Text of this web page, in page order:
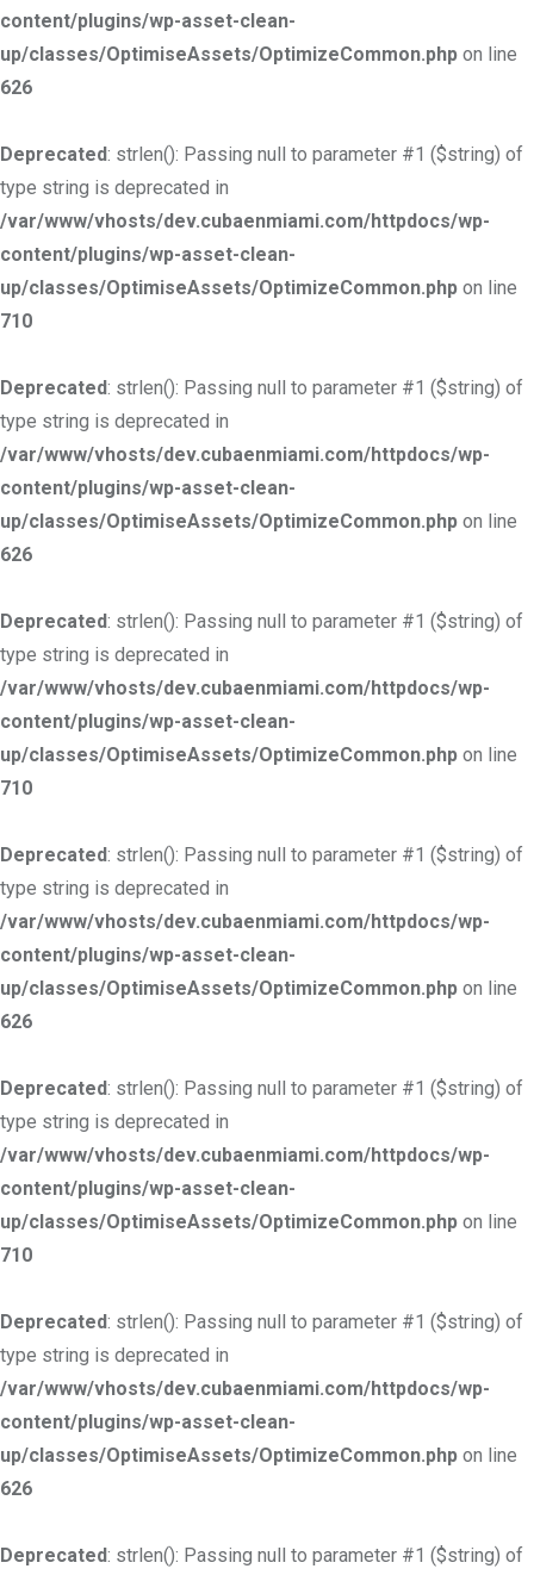
content/plugins/wp-asset-clean-
up/classes/OptimiseAssets/OptimizeCommon.php on line
626
Deprecated: strlen(): Passing null to parameter #1 ($string) of
type string is deprecated in
/var/www/vhosts/dev.cubaenmiami.com/httpdocs/wp-
content/plugins/wp-asset-clean-
up/classes/OptimiseAssets/OptimizeCommon.php on line
710
Deprecated: strlen(): Passing null to parameter #1 ($string) of
type string is deprecated in
/var/www/vhosts/dev.cubaenmiami.com/httpdocs/wp-
content/plugins/wp-asset-clean-
up/classes/OptimiseAssets/OptimizeCommon.php on line
626
Deprecated: strlen(): Passing null to parameter #1 ($string) of
type string is deprecated in
/var/www/vhosts/dev.cubaenmiami.com/httpdocs/wp-
content/plugins/wp-asset-clean-
up/classes/OptimiseAssets/OptimizeCommon.php on line
710
Deprecated: strlen(): Passing null to parameter #1 ($string) of
type string is deprecated in
/var/www/vhosts/dev.cubaenmiami.com/httpdocs/wp-
content/plugins/wp-asset-clean-
up/classes/OptimiseAssets/OptimizeCommon.php on line
626
Deprecated: strlen(): Passing null to parameter #1 ($string) of
type string is deprecated in
/var/www/vhosts/dev.cubaenmiami.com/httpdocs/wp-
content/plugins/wp-asset-clean-
up/classes/OptimiseAssets/OptimizeCommon.php on line
710
Deprecated: strlen(): Passing null to parameter #1 ($string) of
type string is deprecated in
/var/www/vhosts/dev.cubaenmiami.com/httpdocs/wp-
content/plugins/wp-asset-clean-
up/classes/OptimiseAssets/OptimizeCommon.php on line
626
Deprecated: strlen(): Passing null to parameter #1 ($string) of